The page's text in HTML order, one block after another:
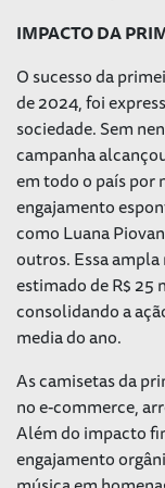
IMPACTO DA
O sucesso da
de 2024, foi
sociedade. Sem
campanha
em todo o país por
engajamento
comoLuana
outros. Essa
estimado de R$ 25
consolidando a
media do ano.
As camisetas da
no e-commerce,
Além do impacto
engajamento